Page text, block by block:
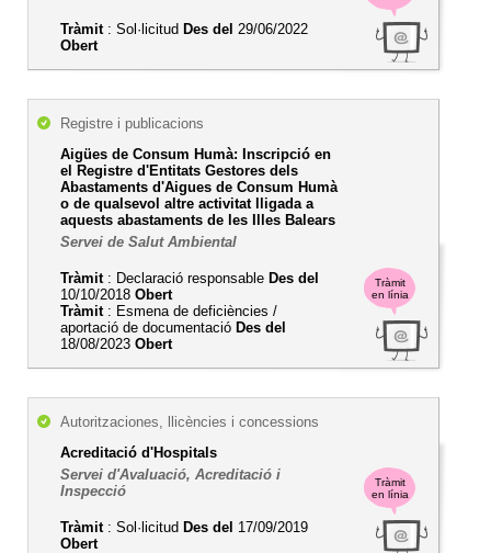
Tràmit: Sol·licitud Des del 29/06/2022
Obert
Tràmit
en línia
Registre i publicacions
Aigües de Consum Humà: Inscripció en
el Registre d'Entitats Gestores dels
Abastaments d'Aigues de Consum Humà
o de qualsevol altre activitat lligada a
aquests abastaments de les Illes Balears
Servei de Salut Ambiental
Tràmit: Declaració responsable Des del
10/10/2018 Obert
Tràmit: Esmena de deficiències /
aportació de documentació Des del
18/08/2023 Obert
Tràmit
en línia
Autoritzaciones, llicències i concessions
Acreditació d'Hospitals
Servei d'Avaluació, Acreditació i
Inspecció
Tràmit: Sol·licitud Des del 17/09/2019
Obert